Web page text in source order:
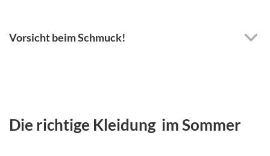
Vorsicht beim Schmuck!
Die richtige Kleidung im Sommer